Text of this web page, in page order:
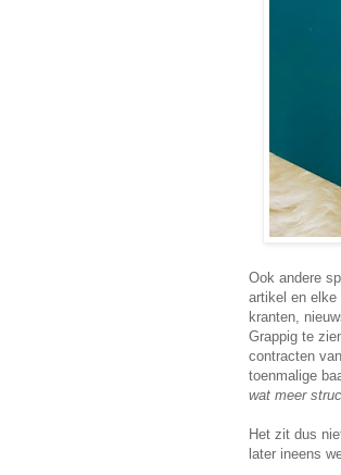
Ook andere
artikel en elke
kranten,
Grappig te
contracten
toenmalige
wat meer
Het zit dus
later ineens